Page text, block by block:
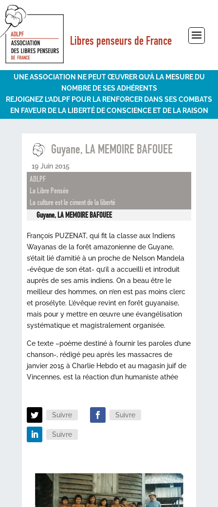
Libres penseurs de France
Sélectionner une page
UNE ASSOCIATION NE PEUT ŒUVRER QU’À LA MESURE DU
NOMBRE DE SES ADHÉRENTS
REJOIGNEZ L’ADLPF POUR LA RENFORCER DANS SES COMBATS
EN FAVEUR DE LA LIBERTÉ DE CONSCIENCE ET DE LA RAISON
Guyane, LA MEMOIRE BAFOUEE
19 Juin 2015
ADLPF
La Libre Pensée
La culture est le ciment de la liberté
Guyane, LA MEMOIRE BAFOUEE
François PUZENAT, qui fit la classe aux Indiens
Wayanas de la forêt amazonienne de Guyane,
s’était lié d’amitié à un proche de Nelson Mandela
-évêque de son état- qu’il a accueilli et introduit
auprès de ses amis indiens. On a beau être le
meilleur des hommes, on n’en est pas moins clerc
et prosélyte. L’évêque revint en forêt guyanaise,
mais pour y mettre en œuvre une évangélisation
systématique et magistralement organisée.
Ce texte –poème destiné à fournir les paroles d’une
chanson-, rédigé peu après les massacres de
janvier 2015 à Charlie Hebdo et au magasin juif de
Vincennes, est la réaction d’un humaniste athée
Suivre Suivre
Suivre